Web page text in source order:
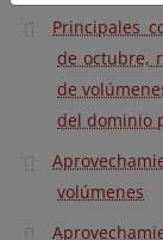
Principales
de octubre,
de
del dominio
volúmenes